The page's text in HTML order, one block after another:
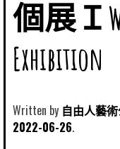
個展Ｉ
Exhibition
Written by 自由人藝
2022-06-26